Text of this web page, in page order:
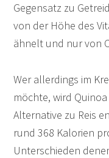
Gegensatz zu
von der Höhe des
ähnelt und nur von
Wer allerdings im
möchte, wird
Alternative zu Reis
rund 368 Kalorien
Unterschieden